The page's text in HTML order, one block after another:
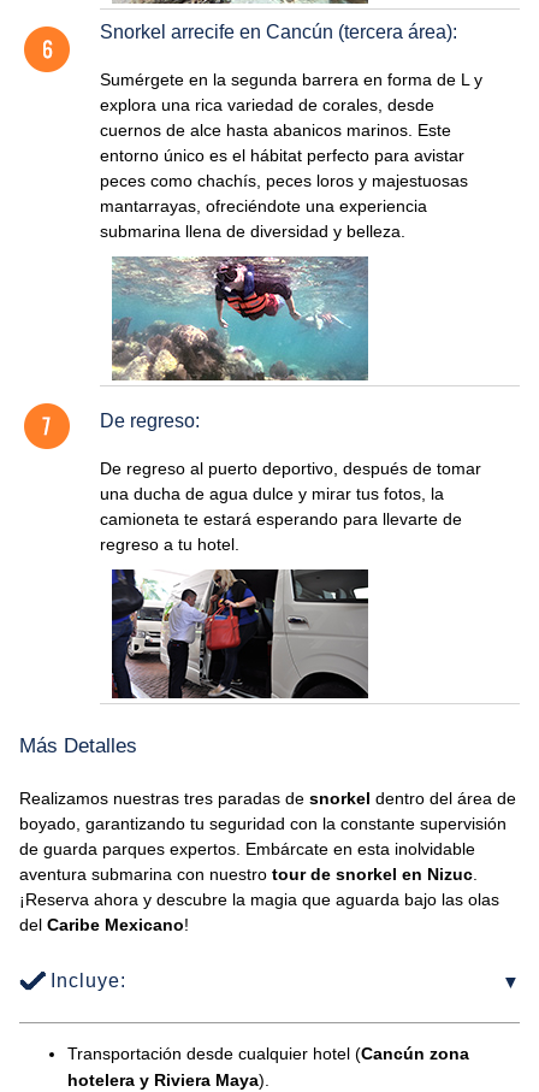
Snorkel arrecife en Cancún (tercera área):
Sumérgete en la segunda barrera en forma de L y
explora una rica variedad de corales, desde
cuernos de alce hasta abanicos marinos. Este
entorno único es el hábitat perfecto para avistar
peces como chachís, peces loros y majestuosas
mantarrayas, ofreciéndote una experiencia
submarina llena de diversidad y belleza.
De regreso:
De regreso al puerto deportivo, después de tomar
una ducha de agua dulce y mirar tus fotos, la
camioneta te estará esperando para llevarte de
regreso a tu hotel.
Más Detalles
Realizamos nuestras tres paradas de snorkel dentro del área de
boyado, garantizando tu seguridad con la constante supervisión
de guarda parques expertos. Embárcate en esta inolvidable
aventura submarina con nuestro tour de snorkel en Nizuc
¡Reserva ahora y descubre la magia que aguarda bajo las olas
del Caribe Mexicano!
Incluye:
Transportación desde cualquier hotel (Cancún zona
hotelera y Riviera Maya).